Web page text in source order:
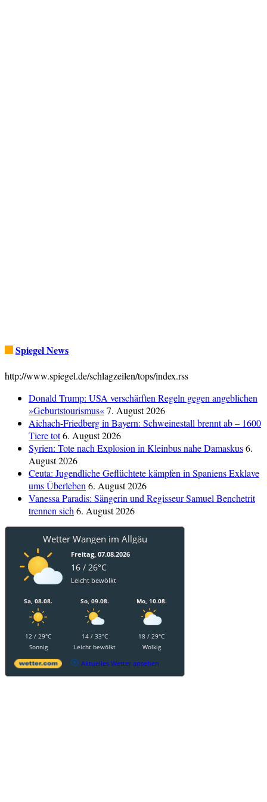
Spiegel News
http://www.spiegel.de/schlagzeilen/tops/index.rss
Donald Trump: USA verschärften Regeln gegen angeblichen
»Geburtstourismus«7. August 2026
Aichach-Friedberg in Bayern: Schweinestall brennt ab – 1600
Tiere tot6. August 2026
Syrien: Tote nach Explosion in Kleinbus nahe Damaskus6.
August 2026
Ceuta: Jugendliche Geflüchtete kämpfen in Spaniens Exklave
ums Überleben6. August 2026
Vanessa Paradis: Sängerin und Regisseur Samuel Benchetrit
trennen sich6. August 2026
Wetter Wangen im Allgäu
Freitag, 07.08.2026
16 / 26°C
Leicht bewölkt
Sa, 08.08.
12 / 29°C
Sonnig
So, 09.08.
14 / 33°C
Leicht bewölkt
Mo, 10.08.
18 / 29°C
Wolkig
Aktuelles Wetter ansehen